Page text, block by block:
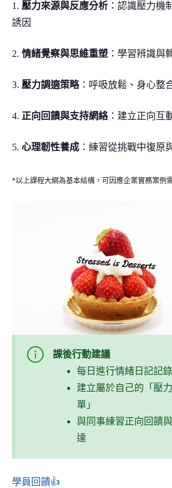
1. 壓力來源與反應分析 ：認識壓力機
誘因
2. 情緒覺察與思維重塑 ：學習辨識與
3. 壓力調適策略：呼吸放鬆、身心整
4. 正向回饋與支持網絡：建立正向互
5. 心理韌性養成 ：練習從挑戰中復原
*以上課程大綱為基本結構，可因應企業實務案例
課後行動建議
每日進行情緒日記記
建立屬於自己的「壓
單」
與同事練習正向回饋
達
學員回饋👍